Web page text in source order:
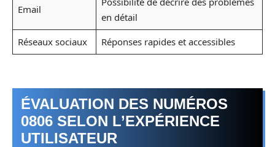
Email
en détail
Réseaux sociaux
Réponses rapides et accessibles
ÉVALUATION DES NUMÉROS
0806 SELON L’EXPÉRIENCE
UTILISATEUR